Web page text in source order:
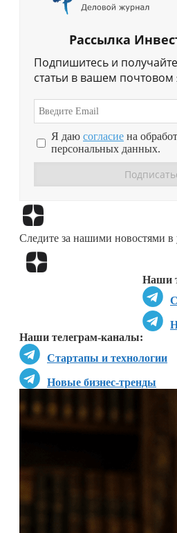
Рассылка
Подпишитесь и
статьи в вашем
Я даю согласие на
персональных данных.
Следите за нашими новостями в
Наши
Наши телеграм-каналы:
Стартапы и технологии
Новые бизнес-тренды